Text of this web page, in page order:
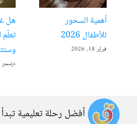
أهمية السحور
للأطفال 2026
فبراير 18, 2026
هل
ديسمبر 18, 2025
أفضل رحلة تعليمية